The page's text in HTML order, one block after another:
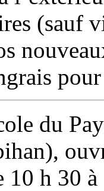
(sauf
du
10 h 30